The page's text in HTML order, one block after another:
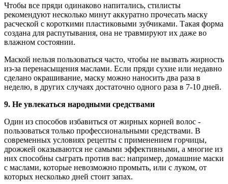
Чтобы все пряди одинаково напитались, стилисты
рекомендуют несколько минут аккуратно прочесать маску
расческой с короткими пластиковыми зубчиками. Такая форма
создана для распутывания, она не травмируют их даже во
влажном состоянии.
Маской нельзя пользоваться часто, чтобы не вызвать жирность
из-за перенасыщения маслами. Если пряди сухие или недавно
сделано окрашивание, маску можно наносить два раза в
неделю, в других случаях достаточно одного раза в 7-10 дней.
9. Не увлекаться народными средствами
Один из способов избавиться от жирных корней волос -
пользоваться только профессиональными средствами. В
современных условиях рецепты с применением горчицы,
дрожжей оказываются не самыми эффективными, а многие из
них способны сыграть против вас: например, домашние маски
с маслами, которые невозможно промыть, или с луком, от
которых несколько дней стоит запах.